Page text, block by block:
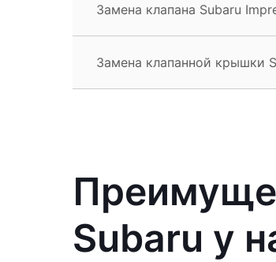
Замена клапана Subaru
Замена клапанной крышки
Subaru у